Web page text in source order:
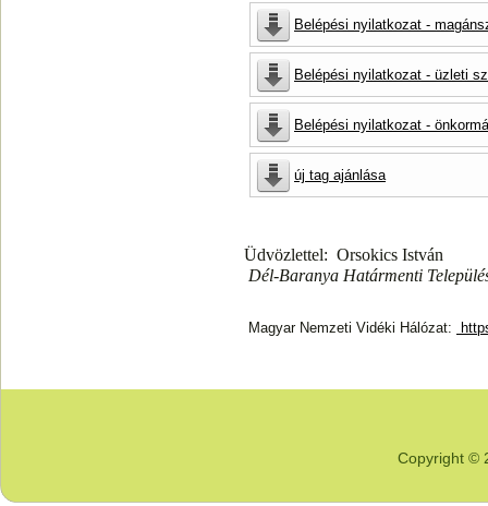
Belépési nyilatkozat -
Belépési nyilatkozat - üzleti
Belépési nyilatkozat -
új tag ajánlása
Üdvözlettel: Orsokics István
Dél-Baranya Határmenti
Magyar Nemzeti Vidéki Hálózat:
Copyright ©